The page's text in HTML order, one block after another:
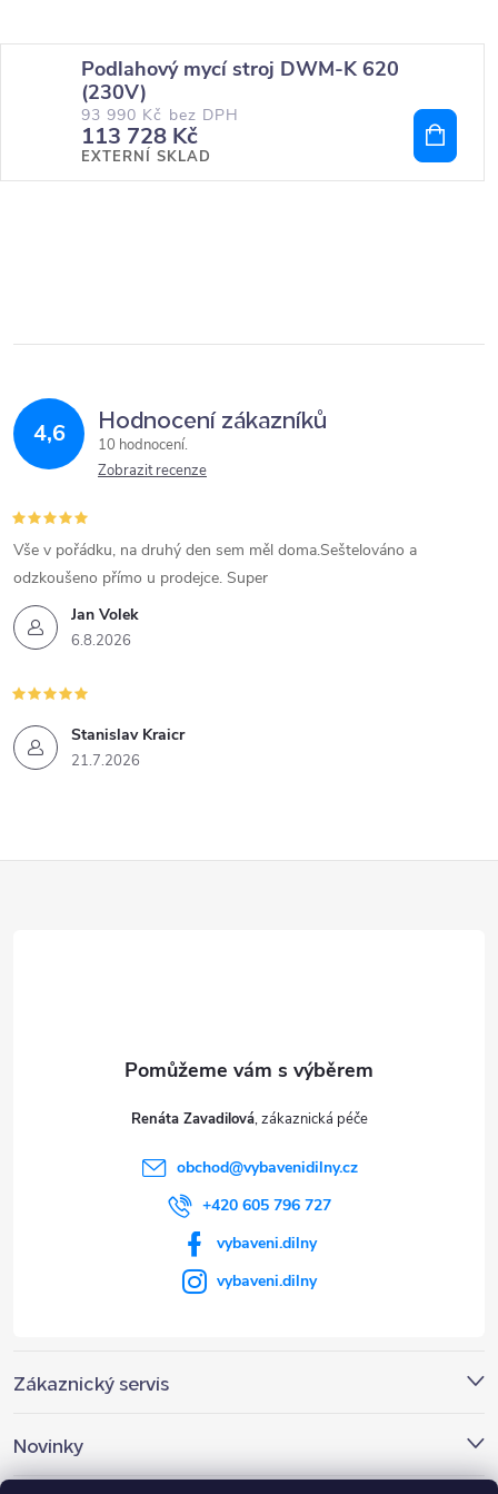
Podlahový mycí stroj DWM-K 620
(230V)
93 990 Kč bez DPH
113 728 Kč
EXTERNÍ SKLAD
4,6 Hodnocení zákazníků
10 hodnocení
Zobrazit recenze
Jan Volek
6.8.2026
Vše v pořádku, na druhý den sem měl doma.Seštelováno a
odzkoušeno přímo u prodejce. Super
Stanislav Kraicr
21.7.2026
Zákaznický servis
Novinky
Renáta Zavadilová
obchod@vybavenidilny.cz
+420 605 796 727
vybaveni.dilny
vybaveni.dilny